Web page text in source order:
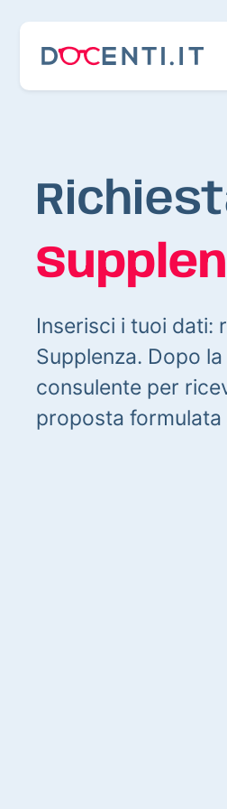
Inserisci i tuoi dati:
Supplenza. Dopo
consulente per
proposta formulata